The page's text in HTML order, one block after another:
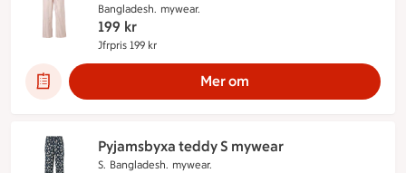
Bangladesh. mywear.
199 kr
Jfrpris 199 kr
Mer om
Pyjamsbyxa teddy S mywear
S. Bangladesh. mywear.